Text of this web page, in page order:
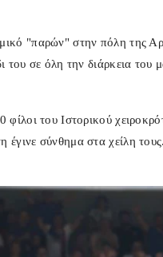
"παρών" στην πόλη της
του σε όλη την διάρκεια
του Ιστορικού
σύνθημα στα χείλη